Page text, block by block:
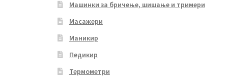
Машинки за бричење, шишање и тримери
Масажери
Маникир
Педикир
Термометри